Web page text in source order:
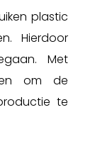
plastic
Hierdoor
Met
om de
te